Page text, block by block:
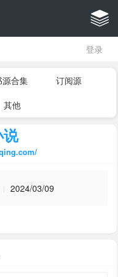
登录
源合集
订阅源
其他
2024/03/09